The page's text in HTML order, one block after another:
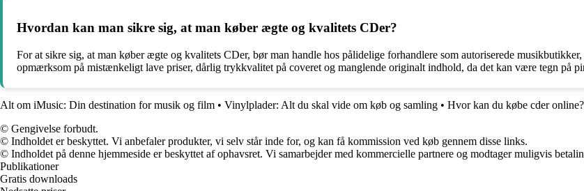
Hvordan kan man sikre sig, at man køber ægte og kvalitets CDer?
For at sikre sig, at man køber ægte og kvalitets CDer, bør man handle hos pålidelige forhandlere som autoriserede
opmærksom på mistænkeligt lave priser, dårlig trykkvalitet på coveret og manglende originalt indhold, da det kan være tegn på
Alt om iMusic: Din destination for musik og film • Vinylplader: Alt du skal vide om køb og samling • Hvor kan du købe cder online?
© Gengivelse forbudt.
© Indholdet er beskyttet. Vi anbefaler produkter, vi selv står inde for, og kan få kommission ved køb gennem disse links.
© Indholdet på denne hjemmeside er beskyttet af ophavsret. Vi samarbejder med kommercielle partnere og modtager muligvis
Publikationer
Gratis downloads